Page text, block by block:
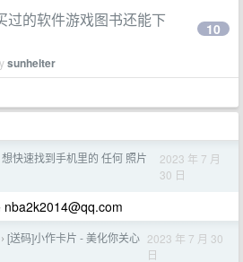
过的软件游戏图书还能下
sunhelter
10
想快速找到手机里的 任何 照片
2023 年 7 月
30 日
nba2k2014@qq.com
› [送码]小作卡片 - 美化你关心 2023 年 7 月 30
日